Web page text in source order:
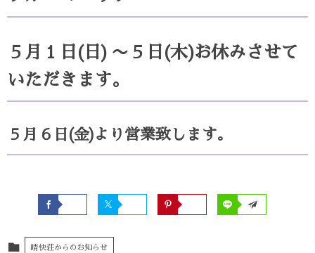
５月１日(日) 〜５日(木)お休みさせて
いただきます。
５月６日(金)より営業致します。
晴快荘からのお知らせ